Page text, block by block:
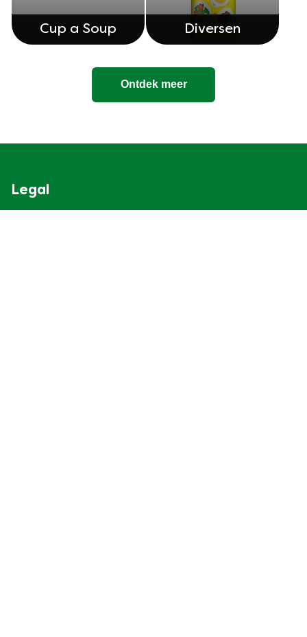
Cup a Soup Diversen
Ontdek meer
Legal